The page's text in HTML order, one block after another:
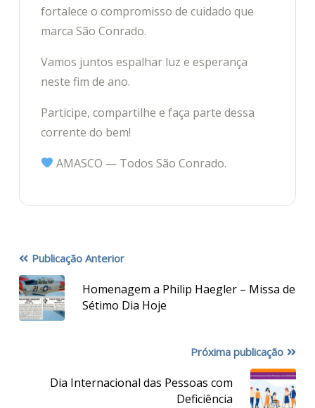
fortalece o compromisso de cuidado que
marca São Conrado.
Vamos juntos espalhar luz e esperança
neste fim de ano.
Participe, compartilhe e faça parte dessa
corrente do bem!
AMASCO — Todos São Conrado.
Publicação Anterior
Homenagem a Philip Haegler – Missa de
Sétimo Dia Hoje
Próxima publicação
Dia Internacional das Pessoas com
Deficiência